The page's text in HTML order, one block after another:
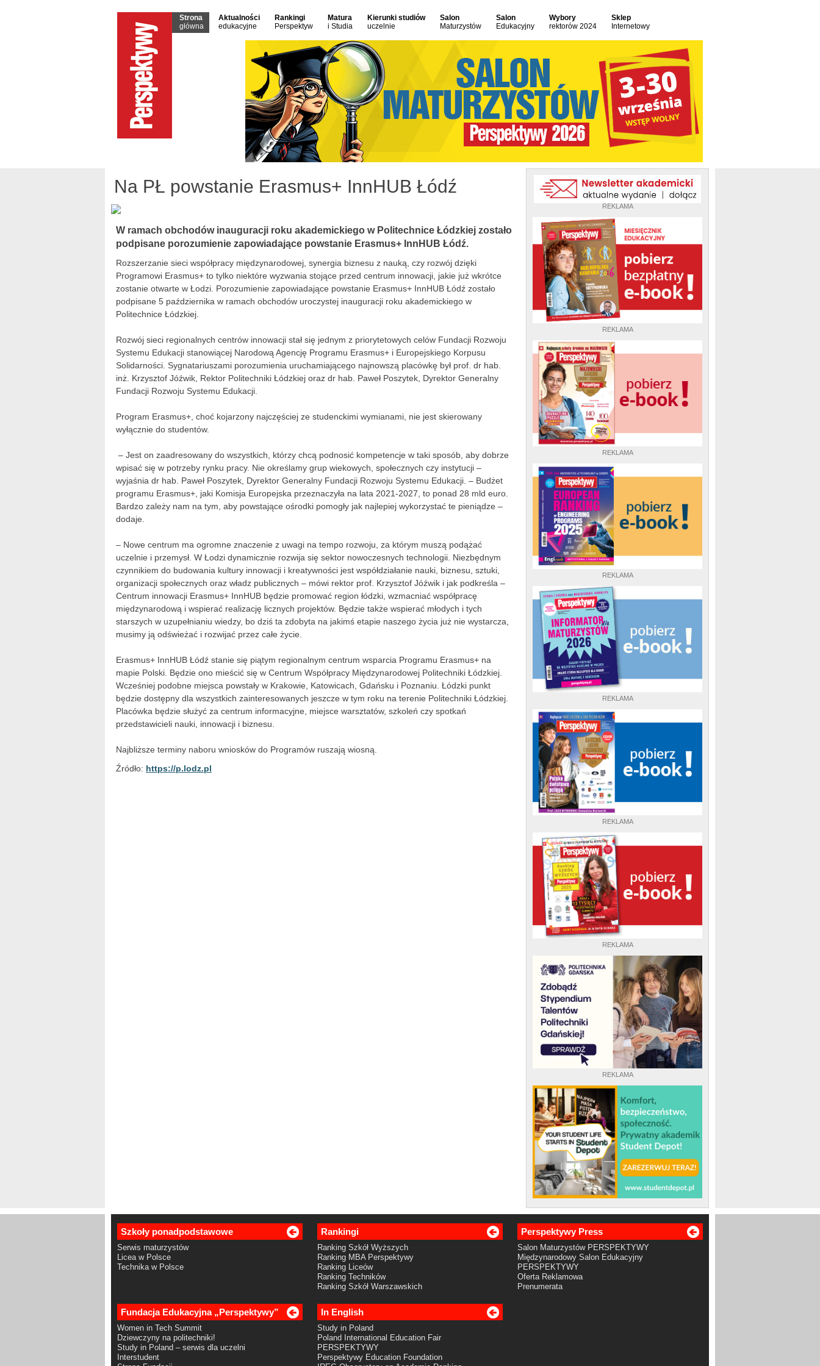
Strona
główna
Aktualności
edukacyjne
Rankingi
Perspektyw
Matura
i Studia
Kierunki studiów
uczelnie
Salon
Maturzystów
Salon
Edukacyjny
Wybory
rektorów 2024
Sklep
Internetowy
REKLAMA
REKLAMA
REKLAMA
REKLAMA
REKLAMA
REKLAMA
REKLAMA
REKLAMA
Na PŁ powstanie Erasmus+ InnHUB Łódź
W ramach obchodów inauguracji roku akademickiego w Politechnice Łódzkiej zostało
podpisane porozumienie zapowiadające powstanie Erasmus+ InnHUB Łódź.
Rozszerzanie sieci współpracy międzynarodowej, synergia biznesu z nauką, czy rozwój dzięki
Programowi Erasmus+ to tylko niektóre wyzwania stojące przed centrum innowacji, jakie już wkrótce
zostanie otwarte w Łodzi. Porozumienie zapowiadające powstanie Erasmus+ InnHUB Łódź zostało
podpisane 5 października w ramach obchodów uroczystej inauguracji roku akademickiego w
Politechnice Łódzkiej.
Rozwój sieci regionalnych centrów innowacji stał się jednym z priorytetowych celów Fundacji Rozwoju
Systemu Edukacji stanowiącej Narodową Agencję Programu Erasmus+ i Europejskiego Korpusu
Solidarności. Sygnatariuszami porozumienia uruchamiającego najnowszą placówkę był prof. dr hab.
inż. Krzysztof Jóźwik, Rektor Politechniki Łódzkiej oraz dr hab. Paweł Poszytek, Dyrektor Generalny
Fundacji Rozwoju Systemu Edukacji.
Program Erasmus+, choć kojarzony najczęściej ze studenckimi wymianami, nie jest skierowany
wyłącznie do studentów.
– Jest on zaadresowany do wszystkich, którzy chcą podnosić kompetencje w taki sposób, aby dobrze
wpisać się w potrzeby rynku pracy. Nie określamy grup wiekowych, społecznych czy instytucji –
wyjaśnia dr hab. Paweł Poszytek, Dyrektor Generalny Fundacji Rozwoju Systemu Edukacji. – Budżet
programu Erasmus+, jaki Komisja Europejska przeznaczyła na lata 2021-2027, to ponad 28 mld euro.
Bardzo zależy nam na tym, aby powstające ośrodki pomogły jak najlepiej wykorzystać te pieniądze –
dodaje.
– Nowe centrum ma ogromne znaczenie z uwagi na tempo rozwoju, za którym muszą podążać
uczelnie i przemysł. W Łodzi dynamicznie rozwija się sektor nowoczesnych technologii. Niezbędnym
czynnikiem do budowania kultury innowacji i kreatywności jest współdziałanie nauki, biznesu, sztuki,
organizacji społecznych oraz władz publicznych – mówi rektor prof. Krzysztof Jóźwik i jak podkreśla –
Centrum innowacji Erasmus+ InnHUB będzie promować region łódzki, wzmacniać współpracę
międzynarodową i wspierać realizację licznych projektów. Będzie także wspierać młodych i tych
starszych w uzupełnianiu wiedzy, bo dziś ta zdobyta na jakimś etapie naszego życia już nie wystarcza,
musimy ją odświeżać i rozwijać przez całe życie.
Erasmus+ InnHUB Łódź stanie się piątym regionalnym centrum wsparcia Programu Erasmus+ na
mapie Polski. Będzie ono mieścić się w Centrum Współpracy Międzynarodowej Politechniki Łódzkiej.
Wcześniej podobne miejsca powstały w Krakowie, Katowicach, Gdańsku i Poznaniu. Łódzki punkt
będzie dostępny dla wszystkich zainteresowanych jeszcze w tym roku na terenie Politechniki Łódzkiej.
Placówka będzie służyć za centrum informacyjne, miejsce warsztatów, szkoleń czy spotkań
przedstawicieli nauki, innowacji i biznesu.
Najbliższe terminy naboru wniosków do Programów ruszają wiosną.
Źródło: https://p.lodz.pl
Szkoły ponadpodstawowe
Serwis maturzystów
Licea w Polsce
Technika w Polsce
Rankingi
Ranking Szkół Wyższych
Ranking MBA Perspektywy
Ranking Liceów
Ranking Techników
Ranking Szkół Warszawskich
Perspektywy Press
Salon Maturzystów PERSPEKTYWY
Międzynarodowy Salon Edukacyjny
PERSPEKTYWY
Oferta Reklamowa
Prenumerata
Fundacja Edukacyjna „Perspektywy”
Women in Tech Summit
Dziewczyny na politechniki!
Study in Poland – serwis dla uczelni
Interstudent
In English
Study in Poland
Poland International Education Fair
PERSPEKTYWY
Perspektywy Education Foundation